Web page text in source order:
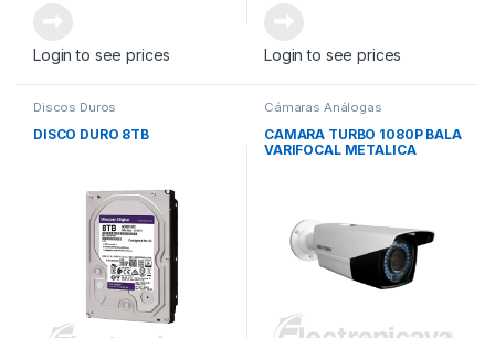
Login to see prices Login to see prices
Discos Duros
DISCO DURO 8TB
Cámaras Análogas
CAMARA TURBO 1080P BALA
VARIFOCAL METALICA